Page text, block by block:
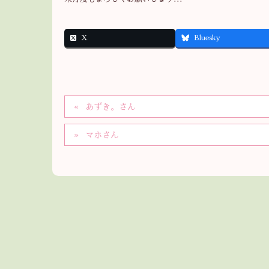
X Bluesky
あずき。さん
マホさん